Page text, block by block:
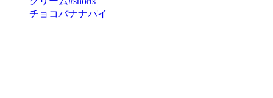
チョコバナナパイ